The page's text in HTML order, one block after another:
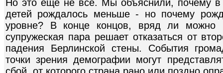
Но это еще не все. Мы объяснили, почему в
детей рождалось меньше - но почему
уровне? В конце концов, вряд ли можно
супружеская пара решает отказаться от
падения Берлинской стены. События
точки зрения демографии могут